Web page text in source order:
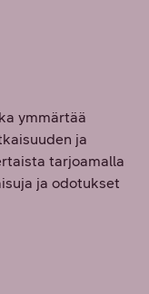
ymmärtää
ja
tarjoamalla
ja odotukset